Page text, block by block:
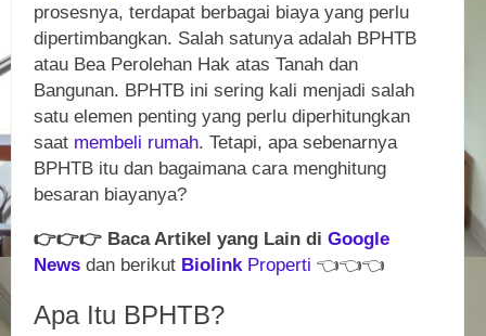
prosesnya, terdapat berbagai biaya yang perlu
dipertimbangkan. Salah satunya adalah BPHTB
atau Bea Perolehan Hak atas Tanah dan
Bangunan. BPHTB ini sering kali menjadi salah
satu elemen penting yang perlu diperhitungkan
saat membeli rumah. Tetapi, apa sebenarnya
BPHTB itu dan bagaimana cara menghitung
besaran biayanya?
👉👉👉 Baca Artikel yang Lain di Google
News dan berikut Biolink Properti 👈👈👈
Apa Itu BPHTB?